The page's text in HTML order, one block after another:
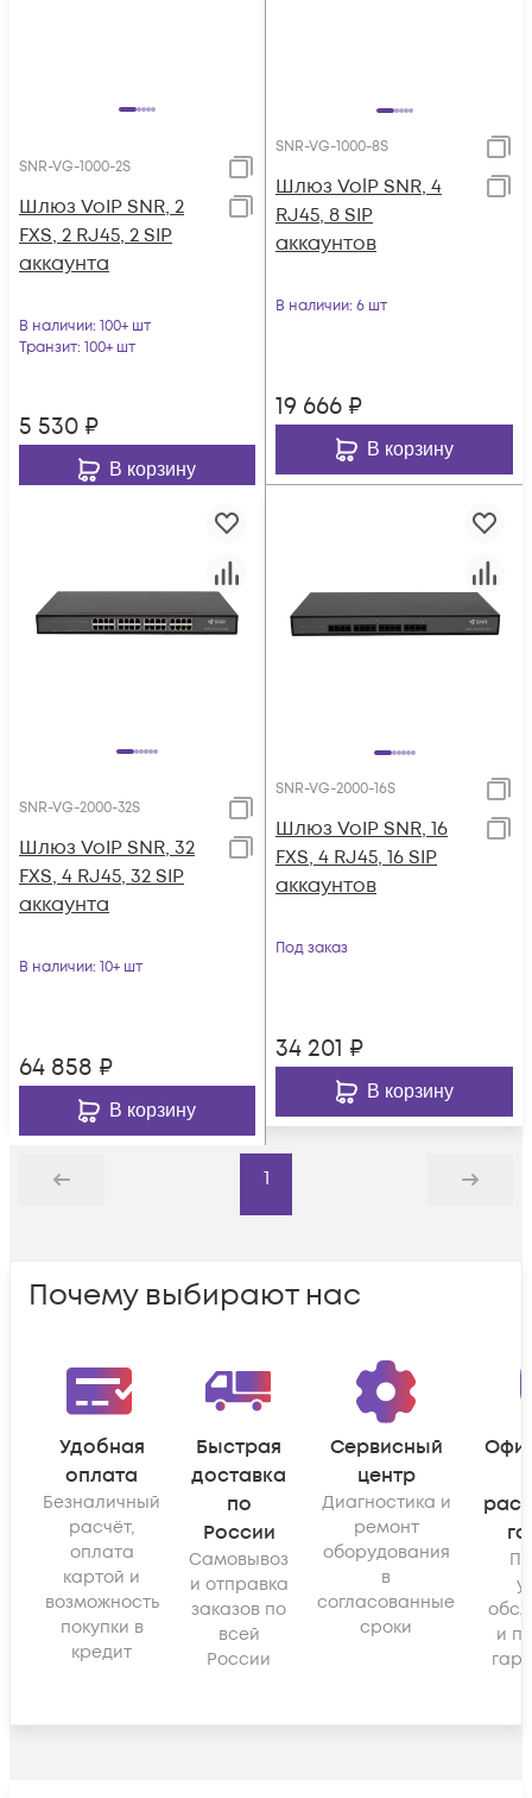
SNR-VG-1000-2S
Шлюз VoIP SNR, 2
FXS, 2 RJ45, 2 SIP
аккаунта
В наличии: 100+ шт
Транзит: 100+ шт
5 530 ₽
В корзину
SNR-VG-1000-8S
Шлюз VolP SNR, 4
RJ45, 8 SIP
аккаунтов
В наличии: 6 шт
19 666 ₽
В корзину
SNR-VG-2000-32S
Шлюз VoIP SNR, 32
FXS, 4 RJ45, 32 SIP
аккаунта
В наличии: 10+ шт
64 858 ₽
В корзину
SNR-VG-2000-16S
Шлюз VoIP SNR, 16
FXS, 4 RJ45, 16 SIP
аккаунтов
Под заказ
34 201 ₽
В корзину
Назад
1
Дальше
Почему выбирают нас
Удобная
оплата
Безналичный
расчёт,
оплата
картой и
возможность
покупки в
кредит
Быстрая
доставка
по
России
Самовывоз
и отправка
заказов по
всей
России
Сервисный
центр
Диагностика и
ремонт
оборудования
в
согласованные
сроки
и